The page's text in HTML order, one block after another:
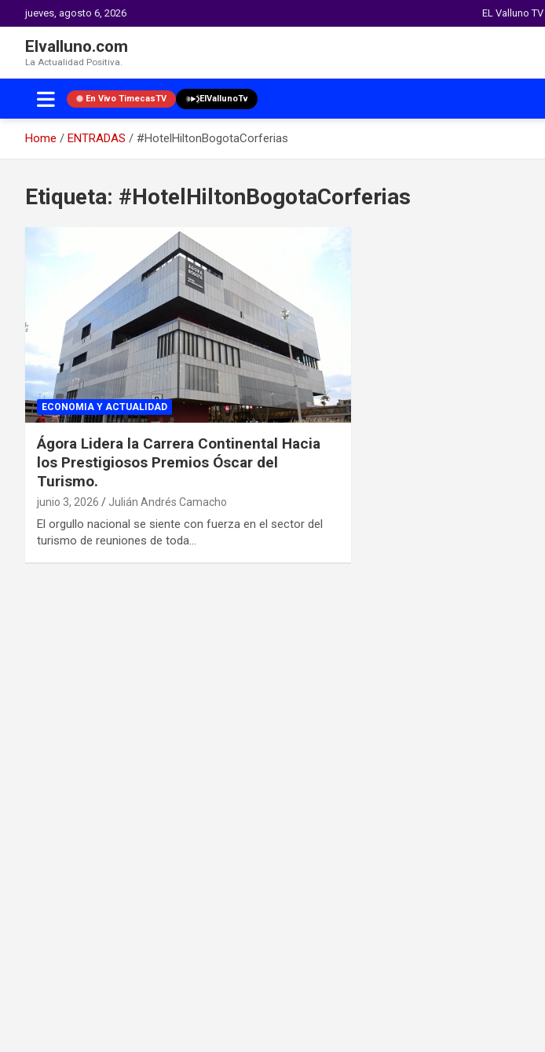
jueves, agosto 6, 2026 EL Valluno TV
Elvalluno.com
La Actualidad Positiva.
En Vivo TimecasTV ElVallunoTv
Home ENTRADAS
#HotelHiltonBogotaCorferias
contentEtiqueta: #HotelHiltonBogotaCorferias
ECONOMIA Y ACTUALIDAD
Ágora Lidera la Carrera Continental Hacia
los Prestigiosos Premios Óscar del
Turismo.
junio 3, 2026 Julián Andrés Camacho
El orgullo nacional se siente con fuerza en el sector del
turismo de reuniones de toda…